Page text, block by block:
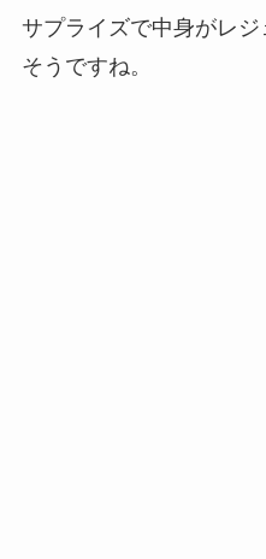
サプライズで中身がレ
そうですね。